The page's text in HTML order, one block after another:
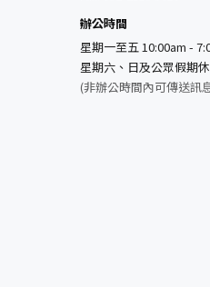
辦公時間
星期一至五 10:00am -
星期六、日及公眾假期
(非辦公時間內可傳送訊